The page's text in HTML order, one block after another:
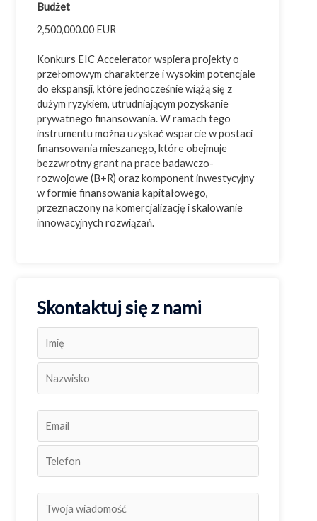
Budżet
2,500,000.00 EUR
Konkurs EIC Accelerator wspiera projekty o
przełomowym charakterze i wysokim potencjale
do ekspansji, które jednocześnie wiążą się z
dużym ryzykiem, utrudniającym pozyskanie
prywatnego finansowania. W ramach tego
instrumentu można uzyskać wsparcie w postaci
finansowania mieszanego, które obejmuje
bezzwrotny grant na prace badawczo-
rozwojowe (B+R) oraz komponent inwestycyjny
w formie finansowania kapitałowego,
przeznaczony na komercjalizację i skalowanie
innowacyjnych rozwiązań.
Skontaktuj się z nami